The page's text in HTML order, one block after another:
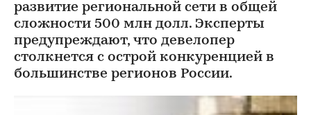
развитие региональной сети в общей
сложности 500 млн долл. Эксперты
предупреждают, что девелопер
столкнется с острой конкуренцией в
большинстве регионов России.